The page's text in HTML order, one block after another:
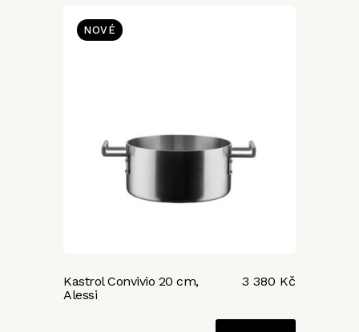
NOVÉ
Kastrol Convivio 20 cm,
Alessi
3 380 Kč